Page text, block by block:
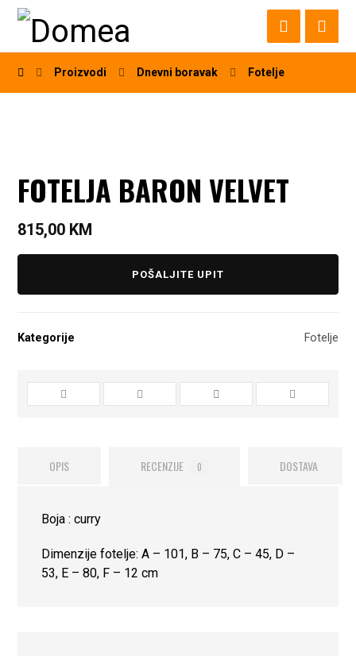
Proizvodi Dnevni boravak Fotelje
FOTELJA BARON VELVET
815,00 KM
POŠALJITE UPIT
Kategorije Fotelje
OPIS RECENZIJE 0 DOSTAVA
Boja : curry
Dimenzije fotelje: A – 101, B – 75, C – 45, D –
53, E – 80, F – 12 cm